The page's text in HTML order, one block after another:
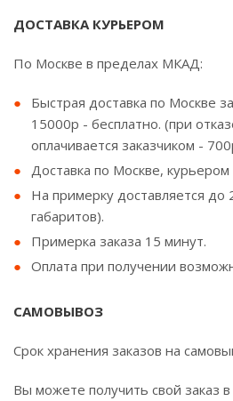
ДОСТАВКА КУРЬЕРОМ
По Москве в пределах МКАД:
Быстрая доставка по Москве
15000р - бесплатно. (при
оплачивается заказчиком -
Доставка по Москве,
На примерку доставляется до
габаритов).
Примерка заказа 15 минут.
Оплата при получении
САМОВЫВОЗ
Срок хранения заказов на
Вы можете получить свой заказ